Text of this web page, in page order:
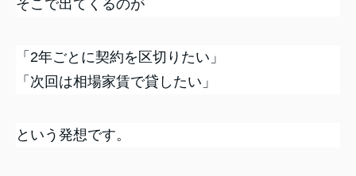
そこで出てくるのが
「2年ごとに契約を区切りたい」
「次回は相場家賃で貸したい」
という発想です。